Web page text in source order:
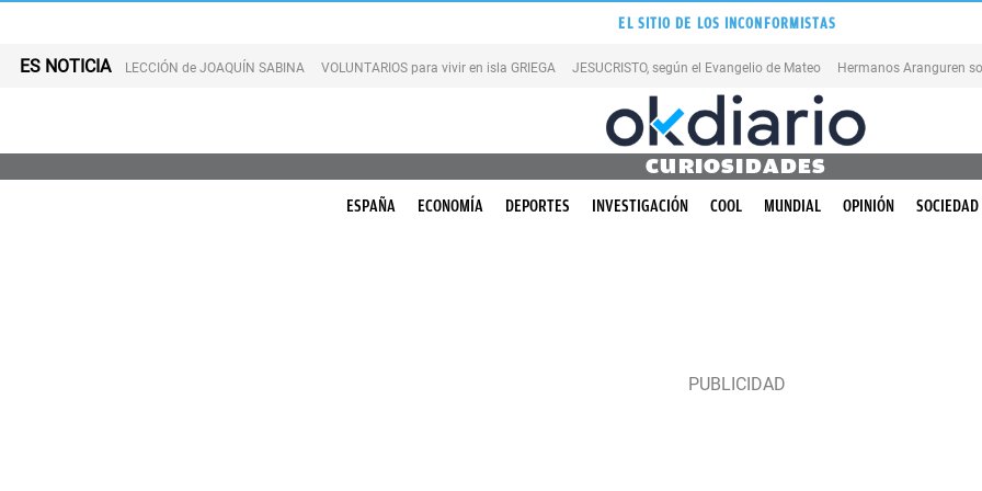
EL SITIO DE LOS INCONFORMISTAS
ES NOTICIA LECCIÓN de JOAQUÍN SABINA VOLUNTARIOS para vivir en isla GRIEGA JESUCRISTO, según el Evangelio de Mateo Hermanos Aranguren
CURIOSIDADES
ESPAÑA ECONOMÍA DEPORTES INVESTIGACIÓN COOL MUNDIAL OPINIÓN SOCIEDAD